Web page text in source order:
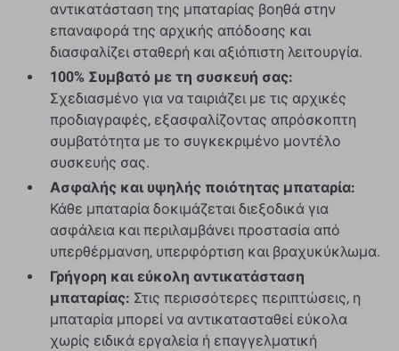
αντικατάσταση της μπαταρίας βοηθά στην
επαναφορά της αρχικής απόδοσης και
διασφαλίζει σταθερή και αξιόπιστη λειτουργία.
100% Συμβατό με τη συσκευή σας:
Σχεδιασμένο για να ταιριάζει με τις αρχικές
προδιαγραφές, εξασφαλίζοντας απρόσκοπτη
συμβατότητα με το συγκεκριμένο μοντέλο
συσκευής σας.
Ασφαλής και υψηλής ποιότητας μπαταρία:
Κάθε μπαταρία δοκιμάζεται διεξοδικά για
ασφάλεια και περιλαμβάνει προστασία από
υπερθέρμανση, υπερφόρτιση και βραχυκύκλωμα.
Γρήγορη και εύκολη αντικατάσταση
μπαταρίας: Στις περισσότερες περιπτώσεις, η
μπαταρία μπορεί να αντικατασταθεί εύκολα
χωρίς ειδικά εργαλεία ή επαγγελματική